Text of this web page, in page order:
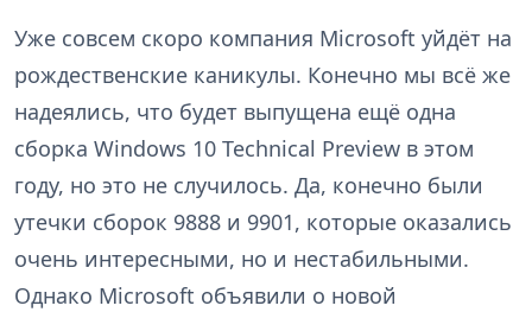
Уже совсем скоро компания Microsoft уйдёт на
рождественские каникулы. Конечно мы всё же
надеялись, что будет выпущена ещё одна
сборка Windows 10 Technical Preview в этом
году, но это не случилось. Да, конечно были
утечки сборок 9888 и 9901, которые оказались
очень интересными, но и нестабильными.
Однако Microsoft объявили о новой